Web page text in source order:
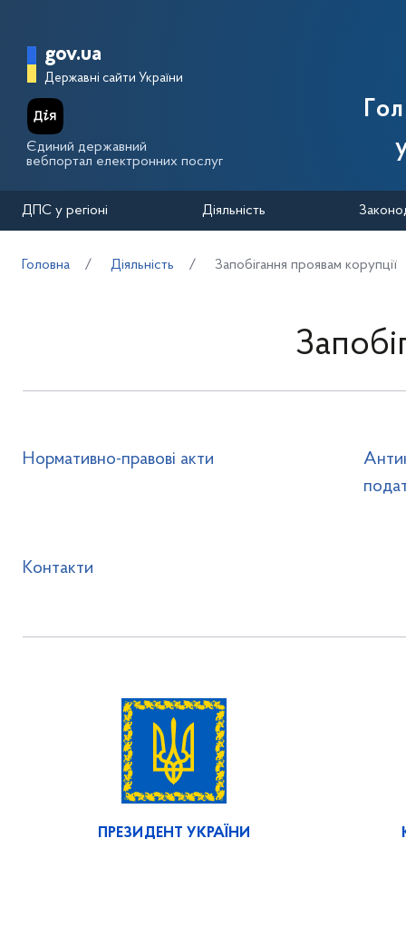
Головна сторінка Державної
gov.ua
Державні сайти України
Єдиний державний
вебпортал електронних послуг
ДПС у регіоні Діяльність
Головна Діяльність Запобігання проявам корупції
Нормативно-правові акти
Контакти
ПРЕЗИДЕНТ УКРАЇНИ